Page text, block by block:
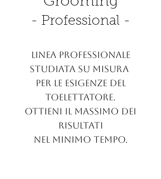
- Professional -
Linea Professionale
studiata su misura
per le esigenze del
toelettatore.
Ottieni il massimo dei
risultati
nel minimo tempo.